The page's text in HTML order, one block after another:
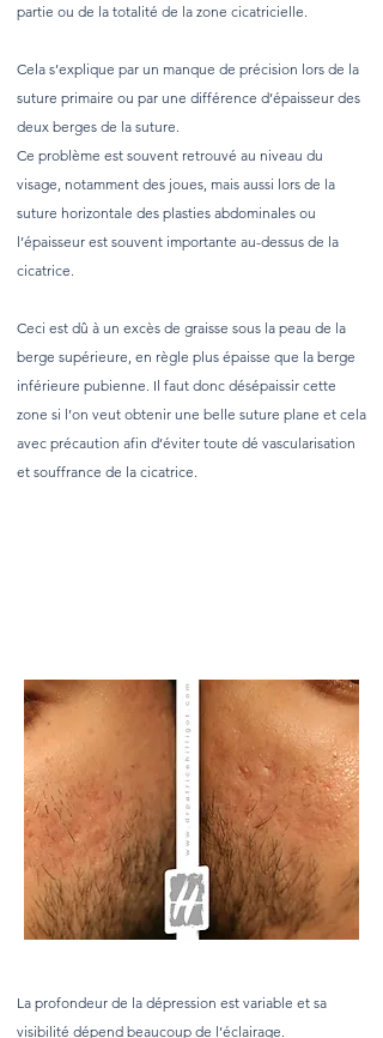
partie ou de la totalité de la zone cicatricielle.
Cela s’explique par un manque de précision lors de la
suture primaire ou par une différence d’épaisseur des
deux berges de la suture.
Ce problème est souvent retrouvé au niveau du
visage, notamment des joues, mais aussi lors de la
suture horizontale des plasties abdominales ou
l’épaisseur est souvent importante au-dessus de la
cicatrice.
Ceci est dû à un excès de graisse sous la peau de la
berge supérieure, en règle plus épaisse que la berge
inférieure pubienne. Il faut donc désépaissir cette
zone si l’on veut obtenir une belle suture plane et cela
avec précaution afin d’éviter toute dé vascularisation
et souffrance de la cicatrice.
La profondeur de la dépression est variable et sa
visibilité dépend beaucoup de l’éclairage.